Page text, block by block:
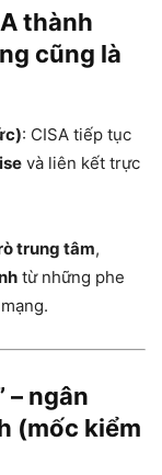
thành
cũng là
: CISA tiếp tục
và liên kết trực
trung tâm,
từ những phe
– ngân
(mốc kiểm